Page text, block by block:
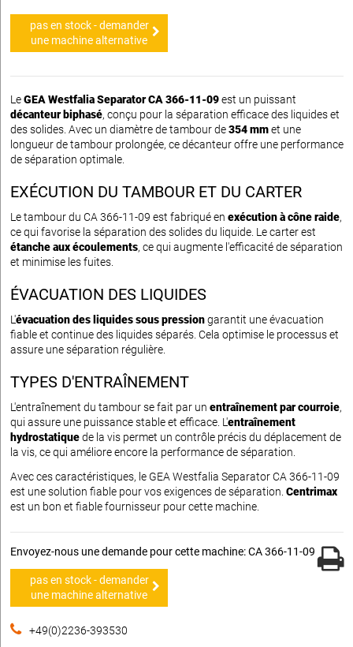
pas en stock - demander
une machine alternative
LeGEA Westfalia Separator CA 366-11-09est un puissant
décanteur biphasé, conçu pour la séparation efficace des liquides et
des solides. Avec un diamètre de tambour de354 mmet une
longueur de tambour prolongée, ce décanteur offre une performance
de séparation optimale.
EXÉCUTION DU TAMBOUR ET DU CARTER
Le tambour du CA 366-11-09 est fabriqué en exécution à cône raide,
ce qui favorise la séparation des solides du liquide. Le carter est
étanche aux écoulements, ce qui augmente l'efficacité de séparation
et minimise les fuites.
ÉVACUATION DES LIQUIDES
L'évacuation des liquides sous pressiongarantit une évacuation
fiable et continue des liquides séparés. Cela optimise le processus et
assure une séparation régulière.
TYPES D'ENTRAÎNEMENT
L'entraînement du tambour se fait par un entraînement par courroie,
qui assure une puissance stable et efficace. L'entraînement
hydrostatiquede la vis permet un contrôle précis du déplacement de
la vis, ce qui améliore encore la performance de séparation.
Avec ces caractéristiques, le GEA Westfalia Separator CA 366-11-09
est une solution fiable pour vos exigences de séparation. Centrimax
est un bon et fiable fournisseur pour cette machine.
Envoyez-nous une demande pour cette machine: CA 366-11-09
pas en stock - demander
une machine alternative
+49(0)2236-393530